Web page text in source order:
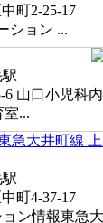
町2-25-17
ション ...
駅
山口小児科
室...
急大井町線
駅
町4-37-17
ン情報東急